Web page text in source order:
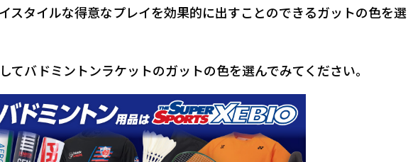
スタイルな得意なプレイを効果的に出すことのできるガットの色を選
てバドミントンラケットのガットの色を選んでみてください。